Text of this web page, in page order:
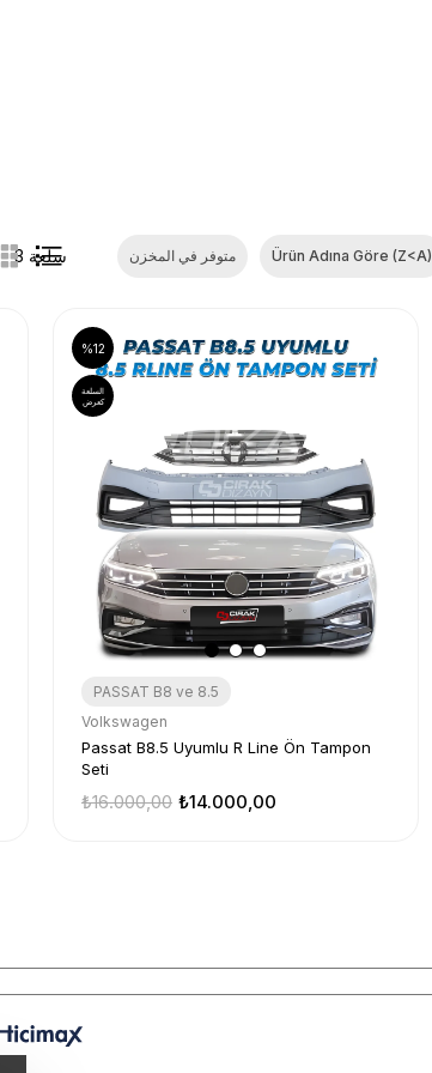
Ürün Adına Göre (Z<A) متوفر في المخزن 3 سلعة
PASSAT B8 ve 8.5
Volkswagen
Passat B8.5 Uyumlu R Line Ön Tampon
Seti
₺14.000,00
₺16.000,00
%12
السلعة
كعرض